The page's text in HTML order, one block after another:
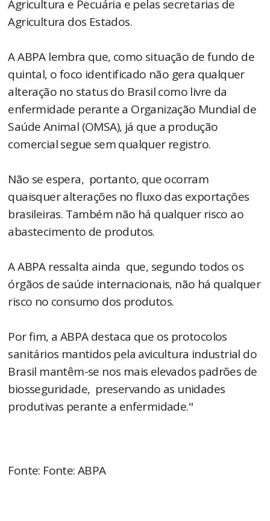
Agricultura e Pecuária e pelas secretarias de
Agricultura dos Estados.
A ABPA lembra que, como situação de fundo de
quintal, o foco identificado não gera qualquer
alteração no status do Brasil como livre da
enfermidade perante a Organização Mundial de
Saúde Animal (OMSA), já que a produção
comercial segue sem qualquer registro.
Não se espera, portanto, que ocorram
quaisquer alterações no fluxo das exportações
brasileiras. Também não há qualquer risco ao
abastecimento de produtos.
A ABPA ressalta ainda que, segundo todos os
órgãos de saúde internacionais, não há qualquer
risco no consumo dos produtos.
Por fim, a ABPA destaca que os protocolos
sanitários mantidos pela avicultura industrial do
Brasil mantêm-se nos mais elevados padrões de
biosseguridade, preservando as unidades
produtivas perante a enfermidade."
Fonte: Fonte: ABPA